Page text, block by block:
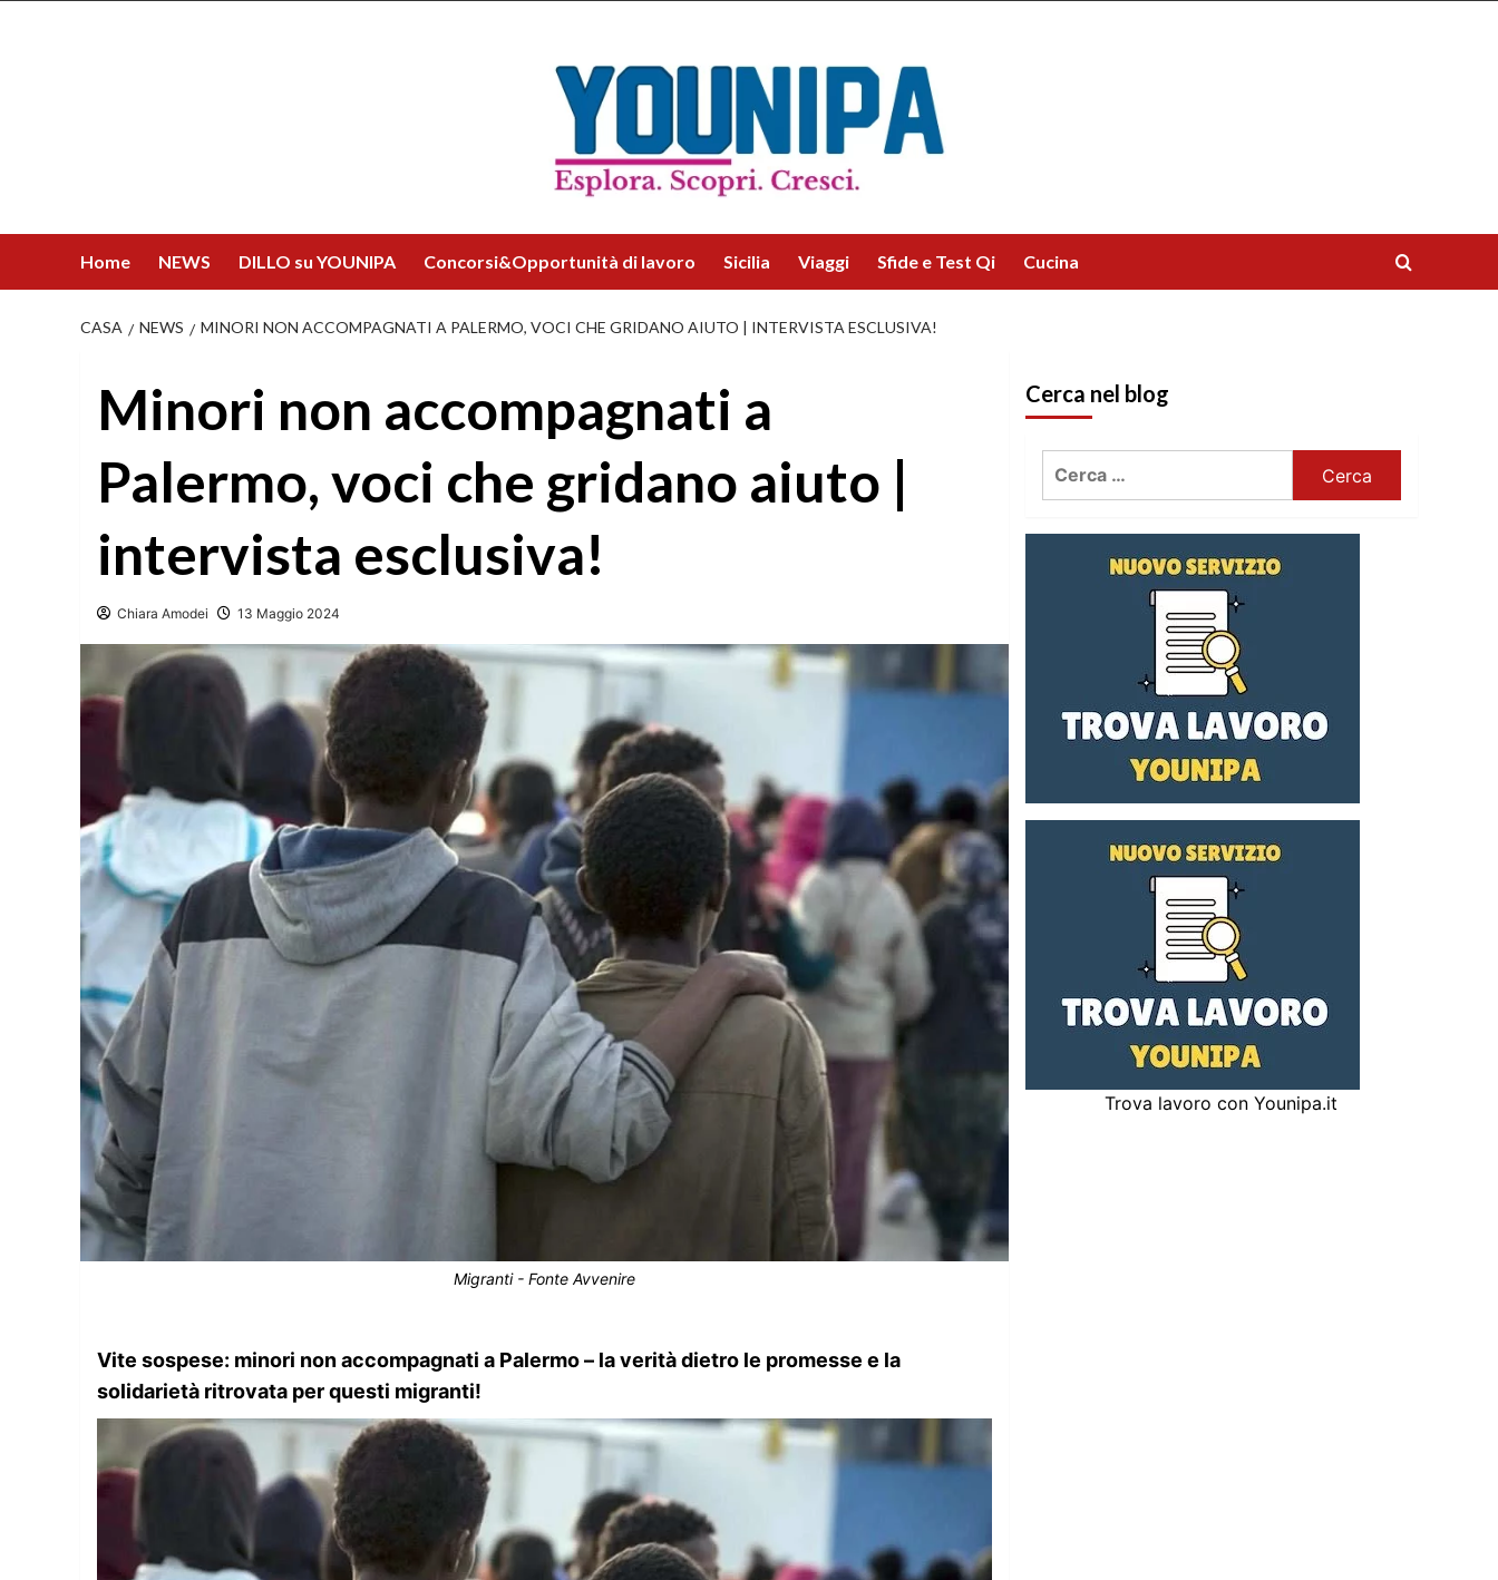
Home NEWS DILLO su YOUNIPA Concorsi&Opportunità di lavoro Sicilia Viaggi Sfide e Test Qi Cucina
CASA NEWS MINORI NON ACCOMPAGNATI A PALERMO, VOCI CHE GRIDANO AIUTO | INTERVISTA ESCLUSIVA!
Minori non accompagnati a
Palermo, voci che gridano aiuto |
intervista esclusiva!
Chiara Amodei 13 Maggio 2024
Migranti - Fonte Avvenire
Vite sospese: minori non accompagnati a Palermo – la verità dietro le promesse e la
solidarietà ritrovata per questi migranti!
Cerca nel blog
Ricerca
Trova lavoro con Younipa.it